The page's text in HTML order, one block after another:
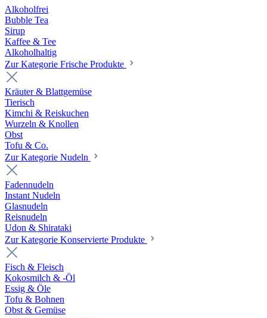
Alkoholfrei
Bubble Tea
Sirup
Kaffee & Tee
Alkoholhaltig
Zur Kategorie Frische Produkte
Kräuter & Blattgemüse
Tierisch
Kimchi & Reiskuchen
Wurzeln & Knollen
Obst
Tofu & Co.
Zur Kategorie Nudeln
Fadennudeln
Instant Nudeln
Glasnudeln
Reisnudeln
Udon & Shirataki
Zur Kategorie Konservierte Produkte
Fisch & Fleisch
Kokosmilch & -Öl
Essig & Öle
Tofu & Bohnen
Obst & Gemüse